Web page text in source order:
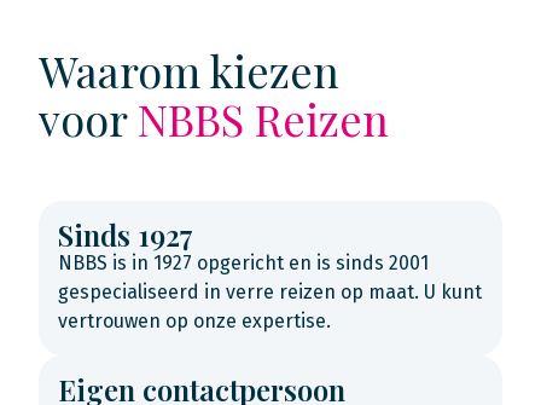
Waarom kiezen
voorNBBS Reizen
Sinds 1927
NBBS is in 1927 opgericht en is sinds 2001
gespecialiseerd in verre reizen op maat. U kunt
vertrouwen op onze expertise.
Eigen contactpersoon